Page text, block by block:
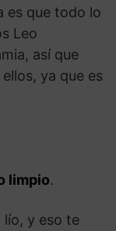
es que todo lo
Leo
así que
ya que es
limpio.
y eso te